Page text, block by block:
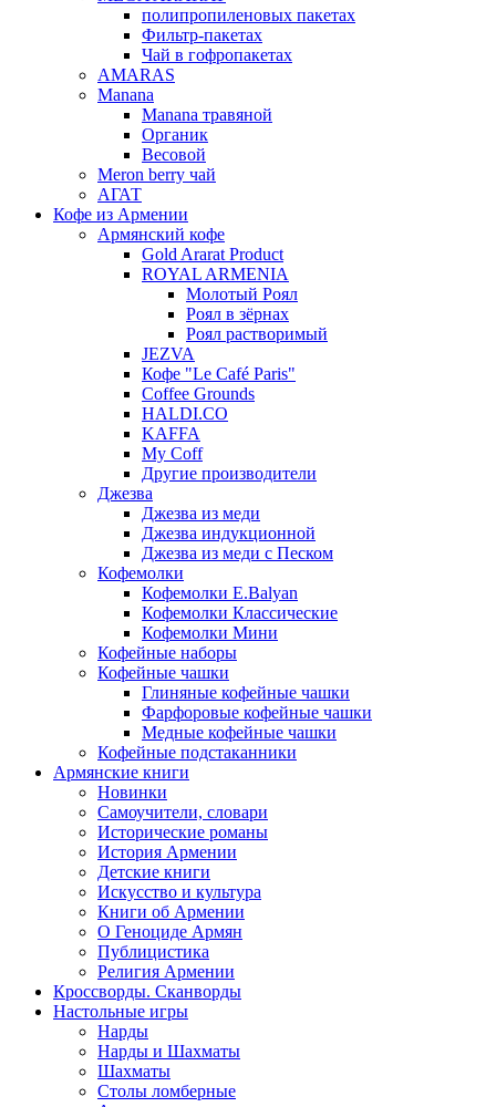
полипропиленовых пакетах
Фильтр-пакетах
Чай в гофропакетах
AMARAS
Manana
Manana травяной
Органик
Весовой
Meron berry чай
АГАТ
Кофе из Армении
Армянский кофе
Gold Ararat Product
ROYAL ARMENIA
Молотый Роял
Роял в зёрнах
Роял растворимый
JEZVA
Кофе "Le Café Paris"
Coffee Grounds
HALDI.CO
KAFFA
My Coff
Другие производители
Джезва
Джезва из меди
Джезва индукционной
Джезва из меди с Песком
Кофемолки
Кофемолки E.Balyan
Кофемолки Классические
Кофемолки Мини
Кофейные наборы
Кофейные чашки
Глиняные кофейные чашки
Фарфоровые кофейные чашки
Медные кофейные чашки
Кофейные подстаканники
Армянские книги
Новинки
Самоучители, словари
Исторические романы
История Армении
Детские книги
Иcкусство и культура
Книги об Армении
О Геноциде Армян
Публицистика
Религия Армении
Кроссворды. Сканворды
Настольные игры
Нарды
Нарды и Шахматы
Шахматы
Столы ломберные